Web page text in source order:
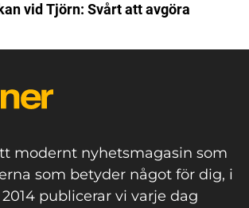
vid Tjörn: Svårt att avgöra
modernt nyhetsmagasin som
som betyder något för dig, i
publicerar vi varje dag